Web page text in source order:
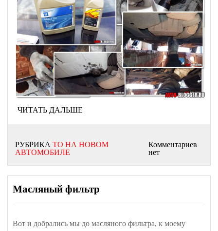
ЧИТАТЬ ДАЛЬШЕ
РУБРИКА ТО НА НОВОМ
АВТОМОБИЛЕ
Комментариев
нет
Масляный фильтр
Вот и добрались мы до масляного фильтра, к моему